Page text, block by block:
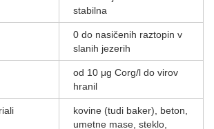
stabilna
0 do nasičenih raztopin v
slanih jezerih
od 10 μg Corg/l do virov
hranil
kovine (tudi baker), beton,
umetne mase, steklo,